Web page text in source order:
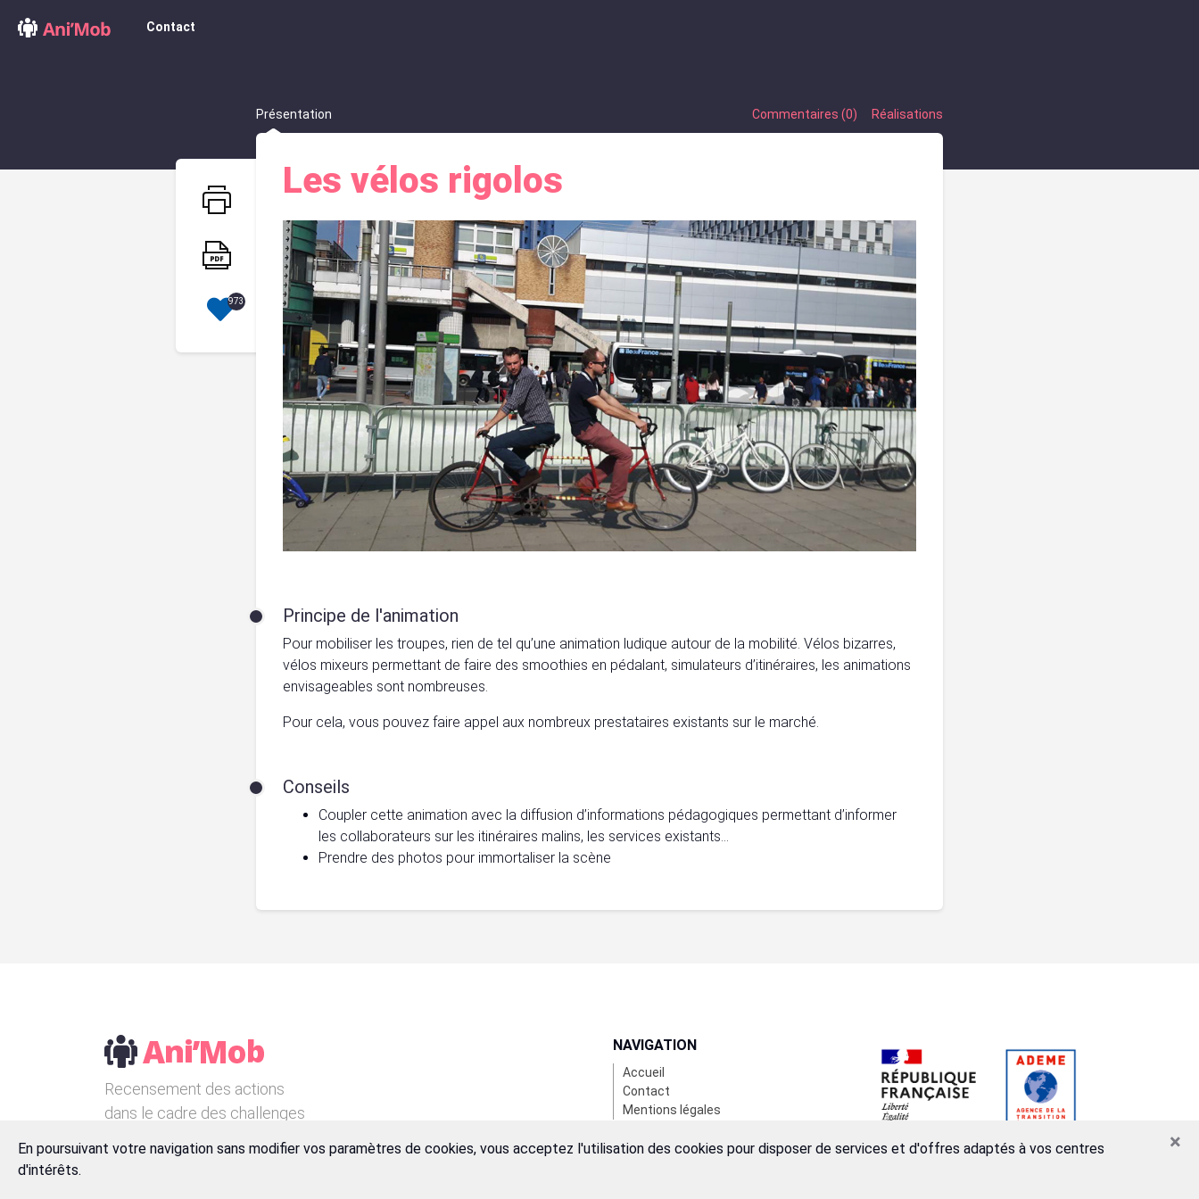
Contact
Présentation Commentaires (0) Réalisations
Les vélos rigolos
Principe de l'animation
Pour mobiliser les troupes, rien de tel qu’une animation ludique autour de la mobilité. Vélos bizarres,
vélos mixeurs permettant de faire des smoothies en pédalant, simulateurs d’itinéraires, les animations
envisageables sont nombreuses.
Pour cela, vous pouvez faire appel aux nombreux prestataires existants sur le marché.
Conseils
Coupler cette animation avec la diffusion d’informations pédagogiques permettant d’informer
les collaborateurs sur les itinéraires malins, les services existants…
Prendre des photos pour immortaliser la scène
973
Recensement des actions
dans le cadre des challenges
NAVIGATION
Accueil
Contact
Mentions légales
×
En poursuivant votre navigation sans modifier vos paramètres de cookies, vous acceptez l'utilisation des cookies pour disposer de services et d'offres adaptés à vos centres
d'intérêts.